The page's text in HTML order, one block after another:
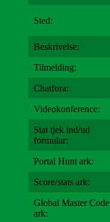
Sted:
Beskrivelse:
Tilmelding:
Chatfora:
Videokonference:
Stat tjek ind/ud
formular:
Portal Hunt ark:
Score/stats ark:
Global Master Code
ark: